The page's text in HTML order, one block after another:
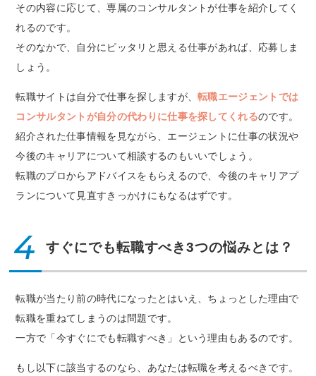
その内容に応じて、専属のコンサルタントが仕事を紹介してく
れるのです。
そのなかで、自分にピッタリと思える仕事があれば、応募しま
しょう。
転職サイトは自分で仕事を探しますが、転職エージェントでは
コンサルタントが自分の代わりに仕事を探してくれるのです。
紹介された仕事情報を見ながら、エージェントに仕事の状況や
今後のキャリアについて相談するのもいいでしょう。
転職のプロからアドバイスをもらえるので、今後のキャリアプ
ランについて見直すきっかけにもなるはずです。
4 すぐにでも転職すべき3つの悩みとは？
転職が当たり前の時代になったとはいえ、ちょっとした理由で
転職を重ねてしまうのは問題です。
一方で「今すぐにでも転職すべき」という理由もあるのです。
もし以下に該当するのなら、あなたは転職を考えるべきです。